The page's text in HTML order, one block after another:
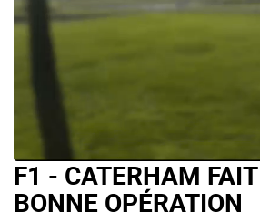
F1 - CATERHAM
BONNE OPÉRATION